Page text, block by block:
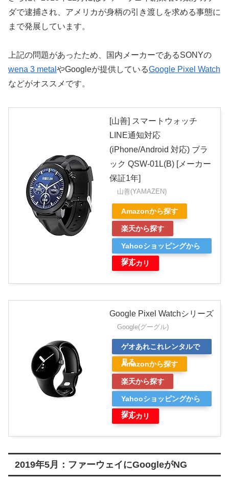
ダで逮捕され、アメリカが身柄の引き渡しを求める事態に
まで発展しています。
上記の問題があったため、国内メーカーであるSONYの
wena 3 metal やGoogleが提供しているGoogle Pixel Watch
などがオススメです。
[山善] スマートウォッチ
LINE通知対応
(iPhone/Android 対応) ブラ
ック QSW-01L(B) [メーカー
保証1年]
山善(YAMAZEN)
Amazonから探す
楽天から探す
Yahooショッピングから
探す
メルカリ
Google Pixel Watchシリーズ
Google(グーグル)
ゲオあれこれレンタルで
見る
Amazonから探す
楽天から探す
Yahooショッピングから
探す
メルカリ
2019年5月：ファーウェイにGoogleがNG